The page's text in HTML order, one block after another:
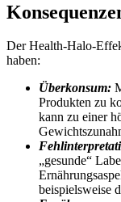
Der Health-Halo-
haben:
Überkonsum:
Produkten zu
kann zu einer
„gesunde“
beispielsweise